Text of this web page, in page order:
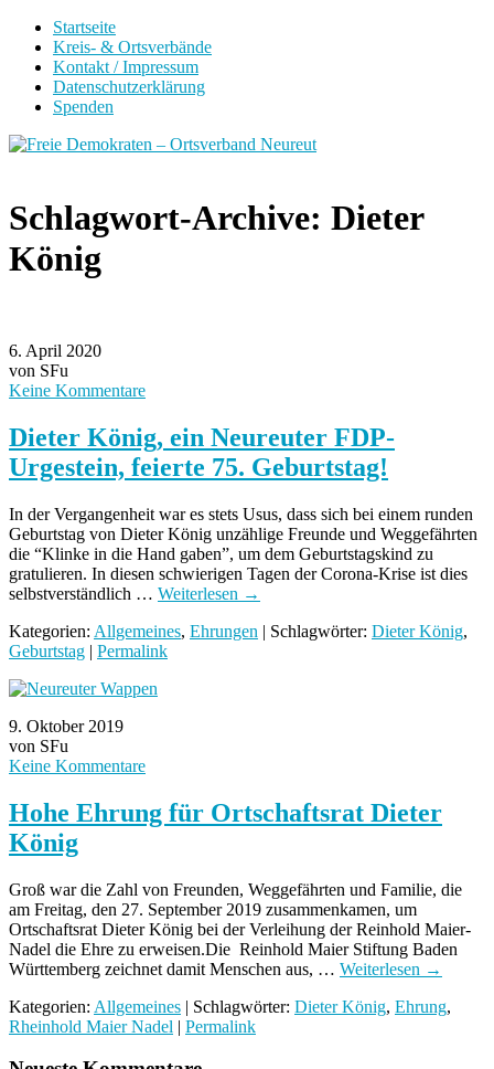
Startseite
Kreis- & Ortsverbände
Kontakt / Impressum
Datenschutzerklärung
Spenden
Schlagwort-Archive: Dieter
König
6. April 2020
von SFu
Keine Kommentare
Dieter König, ein Neureuter FDP-
Urgestein, feierte 75. Geburtstag!
In der Vergangenheit war es stets Usus, dass sich bei einem runden
Geburtstag von Dieter König unzählige Freunde und Weggefährten
die “Klinke in die Hand gaben”, um dem Geburtstagskind zu
gratulieren. In diesen schwierigen Tagen der Corona-Krise ist dies
selbstverständlich … Weiterlesen →
Kategorien: Allgemeines, Ehrungen | Schlagwörter: Dieter König,
Geburtstag | Permalink
9. Oktober 2019
von SFu
Keine Kommentare
Hohe Ehrung für Ortschaftsrat Dieter
König
Groß war die Zahl von Freunden, Weggefährten und Familie, die
am Freitag, den 27. September 2019 zusammenkamen, um
Ortschaftsrat Dieter König bei der Verleihung der Reinhold Maier-
Nadel die Ehre zu erweisen.Die Reinhold Maier Stiftung Baden
Württemberg zeichnet damit Menschen aus, … Weiterlesen →
Kategorien: Allgemeines | Schlagwörter: Dieter König, Ehrung,
Rheinhold Maier Nadel | Permalink